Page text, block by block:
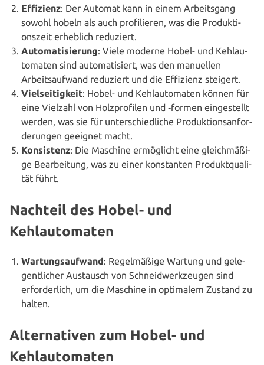
Effizienz: Der Automat kann in einem Arbeits­gang
sowohl hobeln als auch pro­fi­lie­ren, was die Pro­duk­ti­
ons­zeit erheblich reduziert.
Auto­ma­ti­sie­rung: Viele moderne Hobel- und Kehl­au­
to­ma­ten sind auto­ma­ti­siert, was den manuellen
Arbeits­auf­wand reduziert und die Effizienz steigert.
Viel­sei­tig­keit: Hobel- und Kehl­au­to­ma­ten können für
eine Vielzahl von Holz­pro­fi­len und ‑formen ein­ge­stellt
werden, was sie für unter­schied­li­che Pro­duk­ti­ons­an­for­
de­run­gen geeignet macht.
Kon­sis­tenz: Die Maschine ermög­licht eine gleich­mä­ßi­
ge Bear­bei­tung, was zu einer kon­stan­ten Pro­dukt­qua­li­
tät führt.
Nachteil des Hobel- und
Kehlautomaten
War­tungs­auf­wand: Regel­mä­ßi­ge Wartung und gele­
gent­li­cher Austausch von Schneid­werk­zeu­gen sind
erfor­der­lich, um die Maschine in optimalem Zustand zu
halten.
Alternativen zum Hobel- und
Kehlautomaten